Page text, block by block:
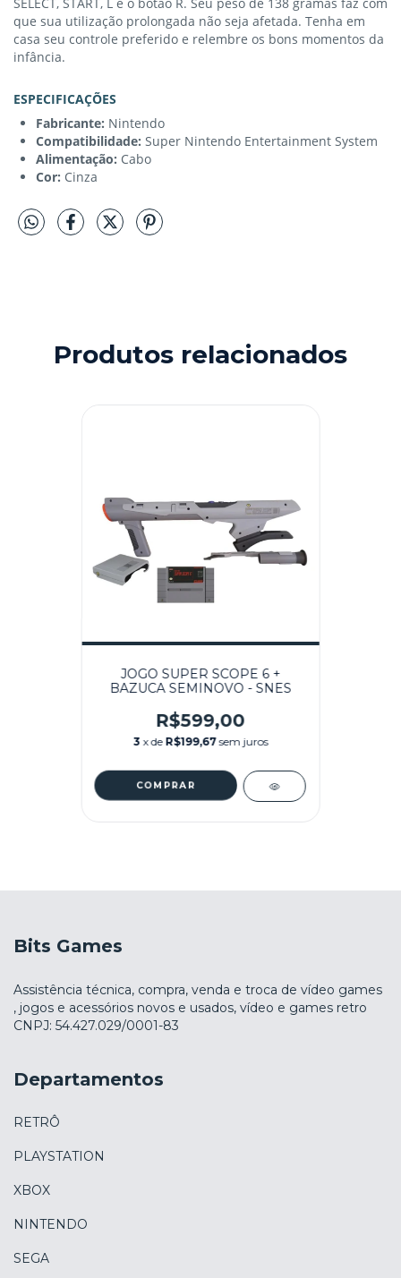
SELECT, START, L e o botão R. Seu peso de 138 gramas faz com
que sua utilização prolongada não seja afetada. Tenha em
casa seu controle preferido e relembre os bons momentos da
infância.
ESPECIFICAÇÕES
Fabricante: Nintendo
Compatibilidade: Super Nintendo Entertainment System
Alimentação: Cabo
Cor: Cinza
Produtos relacionados
JOGO SUPER SCOPE 6 +
BAZUCA SEMINOVO - SNES
R$599,00
3 x de R$199,67 sem juros
Bits Games
Assistência técnica, compra, venda e troca de vídeo games
, jogos e acessórios novos e usados, vídeo e games retro
CNPJ: 54.427.029/0001-83
Departamentos
RETRÔ
PLAYSTATION
XBOX
NINTENDO
SEGA